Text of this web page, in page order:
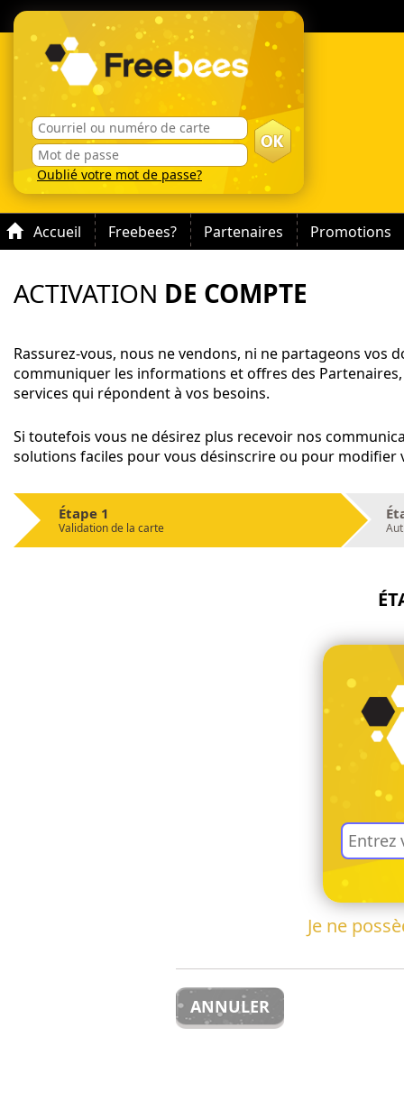
Oublié votre mot de passe?
Accueil Freebees? Partenaires Promotions
ACTIVATION DE COMPTE
Rassurez-vous, nous ne vendons, ni ne partageons
communiquer les informations et offres des
services qui répondent à vos besoins.
Si toutefois vous ne désirez plus recevoir nos
solutions faciles pour vous désinscrire ou pour modifier
Étape 1
Validation de la carte
Je ne
ANNULER